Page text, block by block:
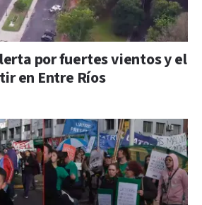
por fuertes vientos y el
en Entre Ríos